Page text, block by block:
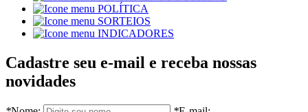
POLÍTICA
SORTEIOS
INDICADORES
Cadastre seu e-mail e receba nossas
novidades